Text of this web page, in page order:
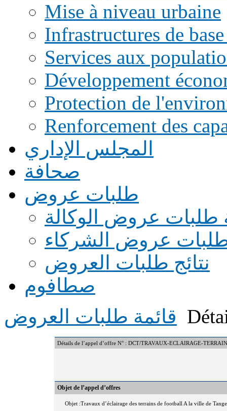
Mise à niveau urbaine
Infrastructures de
Services aux
Développement
Protection de
Renforcement des
المجلس الإداري
صحافة
طلبات عروض
طلبات عروض الوكالة
طلبات عروض الشركاء
نتائج طلبات العروض
صطافوم
قائمة طلبات العروض
Détails de l’appel d’offre N° : DCT/TRAVAUX-ECLAIRAGE-
Objet de l’appel d’offres
Objet :Travaux d’éclairage des terrains de football A la ville de